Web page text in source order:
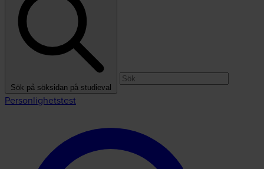
Sök på söksidan på studieval
Personlighetstest